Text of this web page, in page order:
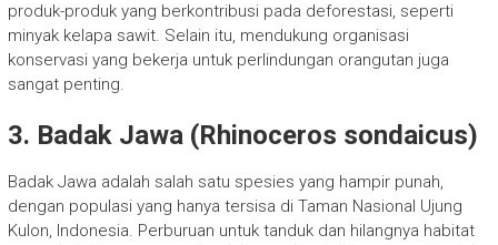
produk-produk yang berkontribusi pada deforestasi, seperti
minyak kelapa sawit. Selain itu, mendukung organisasi
konservasi yang bekerja untuk perlindungan orangutan juga
sangat penting.
3. Badak Jawa (Rhinoceros sondaicus)
Badak Jawa adalah salah satu spesies yang hampir punah,
dengan populasi yang hanya tersisa di Taman Nasional Ujung
Kulon, Indonesia. Perburuan untuk tanduk dan hilangnya habitat